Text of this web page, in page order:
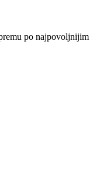
po najpovoljnijim